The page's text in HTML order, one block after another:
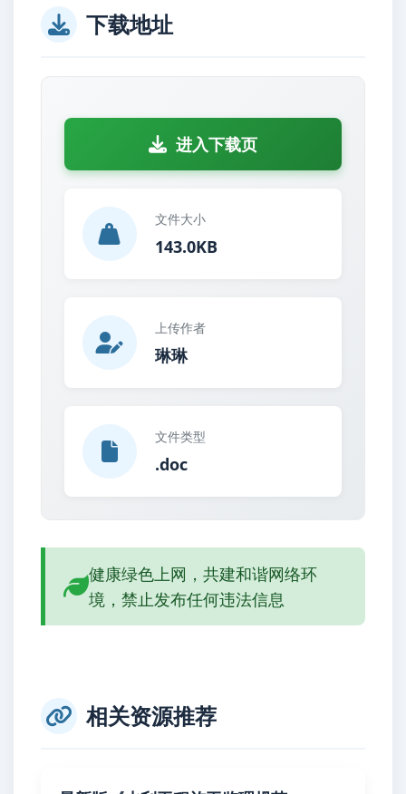
下载地址
进入下载页
文件大小
143.0KB
上传作者
琳琳
文件类型
.doc
健康绿色上网，共建和谐网络环
境，禁止发布任何违法信息
相关资源推荐